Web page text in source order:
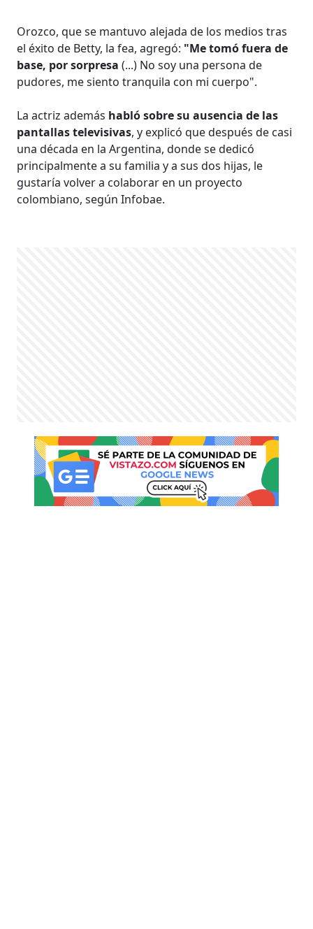
Orozco, que se mantuvo alejada de los medios tras
el éxito de Betty, la fea, agregó: "Me tomó fuera de
base, por sorpresa (...) No soy una persona de
pudores, me siento tranquila con mi cuerpo".
La actriz además habló sobre su ausencia de las
pantallas televisivas, y explicó que después de casi
una década en la Argentina, donde se dedicó
principalmente a su familia y a sus dos hijas, le
gustaría volver a colaborar en un proyecto
colombiano, según Infobae.